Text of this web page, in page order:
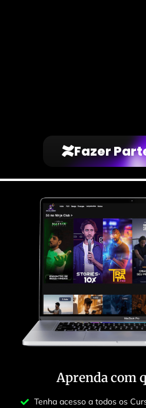
Fazer
Aprenda com
Tenha acesso a todos os